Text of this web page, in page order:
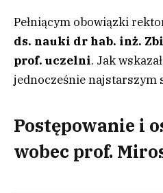
Pełniącym obowiązki
ds. nauki dr hab. inż.
prof. uczelni. Jak
jednocześnie najstarszym
Postępowanie i
wobec prof.